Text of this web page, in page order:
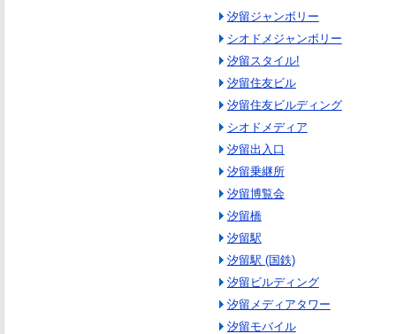
汐留ジャンボリー
シオドメジャンボリー
汐留スタイル!
汐留住友ビル
汐留住友ビルディング
シオドメディア
汐留出入口
汐留乗継所
汐留博覧会
汐留橋
汐留駅
汐留駅 (国鉄)
汐留ビルディング
汐留メディアタワー
汐留モバイル